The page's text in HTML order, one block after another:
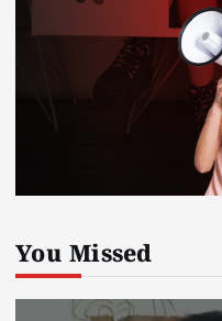
You Missed